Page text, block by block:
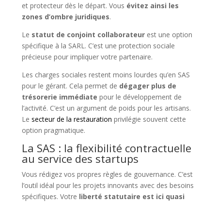
et protecteur dès le départ. Vous évitez ainsi les
zones d’ombre juridiques.
Le statut de conjoint collaborateurest une option
spécifique à la SARL. C’est une protection sociale
précieuse pour impliquer votre partenaire.
Les charges sociales restent moins lourdes qu’en SAS
pour le gérant. Cela permet de dégager plus de
trésorerie immédiate pour le développement de
l’activité. C’est un argument de poids pour les artisans.
Le secteur de la restauration privilégie souvent cette
option pragmatique.
La SAS : la flexibilité contractuelle
au service des startups
Vous rédigez vos propres règles de gouvernance. C’est
l’outil idéal pour les projets innovants avec des besoins
spécifiques. Votre liberté statutaire est ici quasi